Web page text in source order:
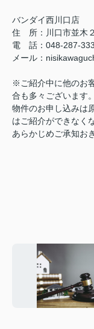
バンダイ西川口店
住 所：川口市並木
電 話：048-287-
メール：
※ご紹介中に他のお
合も多々ございます。
物件のお申し込みは
はご紹介ができなく
あらかじめご承知お